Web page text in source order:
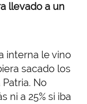
llevado a un
interna le vino
sacado los
No
ni a 25% si iba